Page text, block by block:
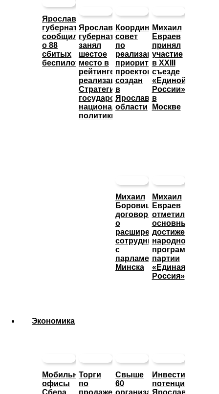
Ярославский
губернатор
сообщил
о 88
сбитых
беспилотниках
Ярославский
губернатор
занял
шестое
место в
рейтинге
реализации
Стратегии
государственной
национальной
политики
Координационный
совет
по
реализации
приоритетных
проектов
создан
в
Ярославской
области
Михаил
Евраев
принял
участие
в XXIII
съезде
«Единой
России»
в
Москве
Михаил
Боровицкий
договорился
о
расширении
сотрудничества
с
парламентом
Минска
Михаил
Евраев
отметил
основные
достижения
народной
программы
партии
«Единая
Россия»
Экономика
Мобильные
офисы
Торги
по
Свыше
60
потенциал